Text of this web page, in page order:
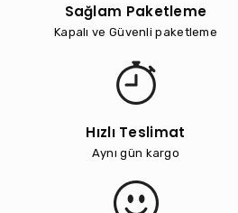
Sağlam Paketleme
Kapalı ve Güvenli paketleme
Hızlı Teslimat
Aynı gün kargo